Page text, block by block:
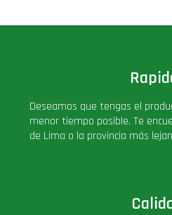
Plush
Deseamos que tengas el
menor tiempo posible. Te
de Lima o la provincia más